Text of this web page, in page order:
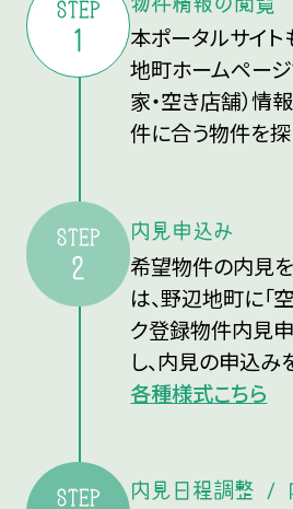
STEP
1
本ポータルサイト
地町ホームペー
家・空き店舗）情
件に合う物件を探
STEP
2
内見申込み
希望物件の内見
は、野辺地町に「
ク登録物件内見
し、内見の申込み
各種様式こちら
STEP 内見日程調整 /